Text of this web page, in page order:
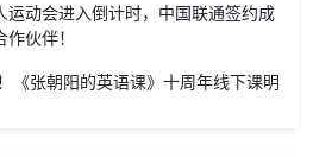
运动会进入倒计时，中国联通签约成
伙伴！
《张朝阳的英语课》十周年线下课明